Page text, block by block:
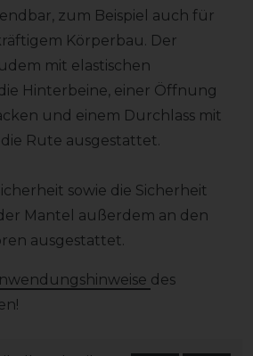
zum Beispiel auch für
Körperbau. Der
mit elastischen
Hinterbeine, einer Öffnung
und einem Durchlass mit
Rute ausgestattet.
sowie die Sicherheit
Mantel außerdem an den
ausgestattet.
des